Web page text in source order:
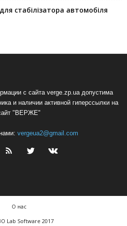
стабілізатора автомобіля
с сайта verge.zp.ua допустима
и наличии активной гиперссылки на
"ВЕРЖЕ"
vergeua2@gmail.com
О нас
Lab Software 2017